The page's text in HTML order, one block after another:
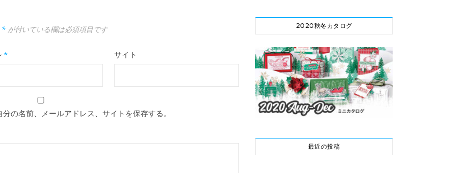
* が付いている欄は必須項目です
* サイト
の名前、メールアドレス、サイトを保存する。
2020秋冬カタログ
最近の投稿